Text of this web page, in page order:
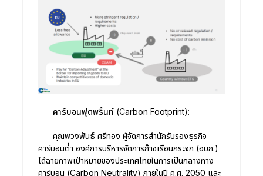
คาร์บอนฟุตพริ้นท์ (Carbon Footprint):
คุณพวงพันธ์ ศรีทอง ผู้จัดการสำนักรับรองธุรกิจ
คาร์บอนต่ำ องค์การบริหารจัดการก๊าซเรือนกระจก (อบก.)
ได้ฉายภาพเป้าหมายของประเทศไทยในการเป็นกลางทาง
คาร์บอน (Carbon Neutrality) ภายในปี ค.ศ. 2050 และ